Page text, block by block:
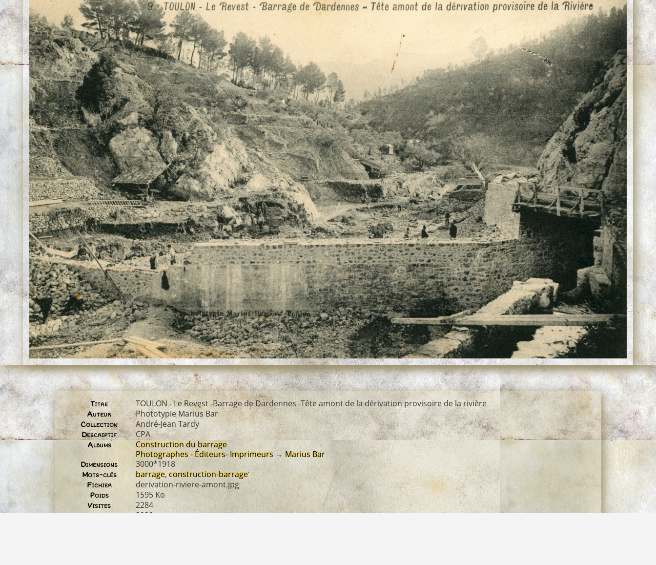
Titre TOULON - Le Revest -Barrage de Dardennes -Tête amont de la dérivation provisoire de la rivière
Auteur Phototypie Marius Bar
Collection André-Jean Tardy
Descriptif CPA
Albums
Construction du barrage
Photographes - Éditeurs- Imprimeurs→Marius Bar
Dimensions 3000*1918
Mots-clés barrage, construction-barrage
Fichier derivation-riviere-amont.jpg
Poids 1595 Ko
Visites 2284
Identifiant image 2928